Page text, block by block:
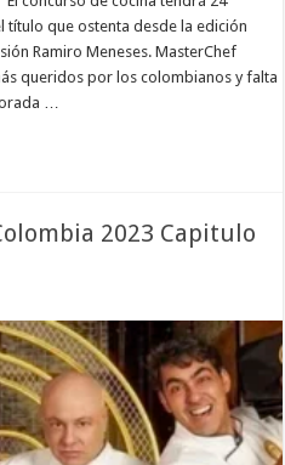
título que ostenta desde la edición
Ramiro Meneses. MasterChef
queridos por los colombianos y falta
…
2023 Capitulo